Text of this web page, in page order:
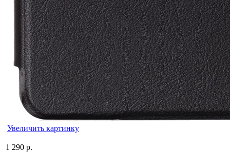
Увеличить картинку
1 290 р.